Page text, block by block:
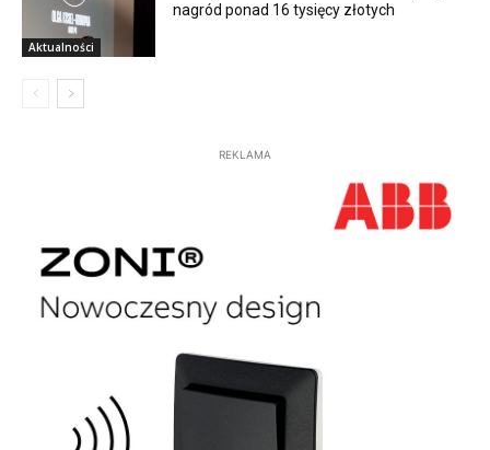
Aktualności
nagród ponad 16 tysięcy złotych
REKLAMA